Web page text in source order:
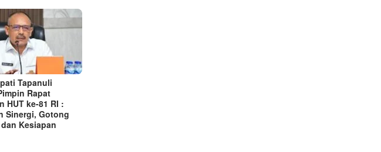
Tapanuli
Rapat
HUT ke-81 RI :
Sinergi, Gotong
Kesiapan